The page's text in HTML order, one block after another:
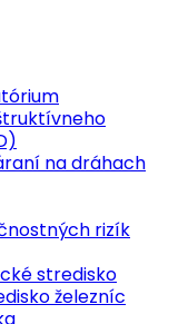
na dráhach
rizík
stredisko
železníc